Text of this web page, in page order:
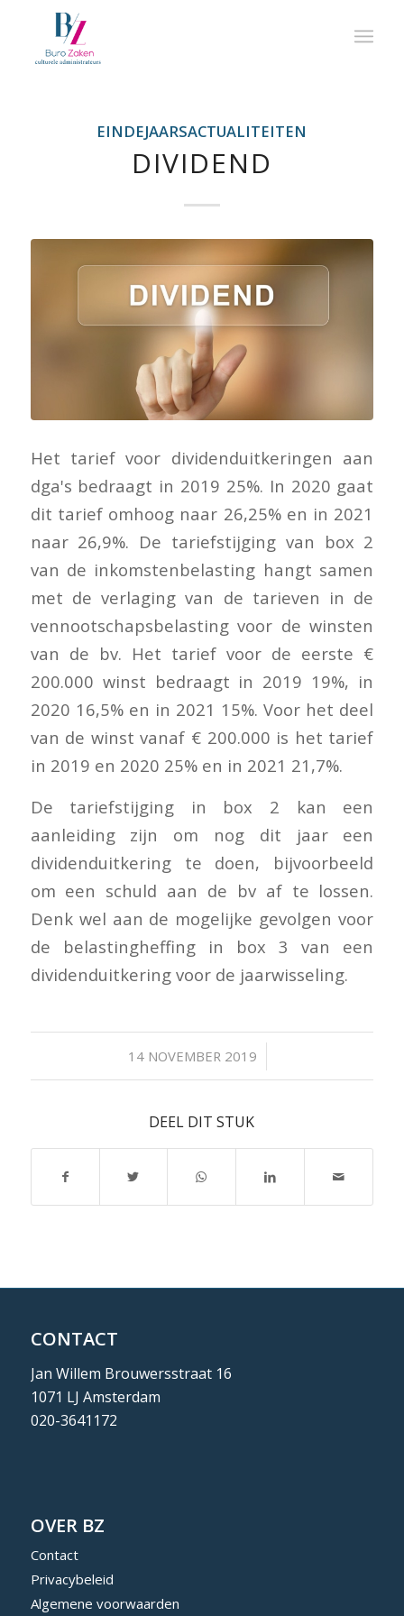
EINDEJAARSACTUALITEITEN
DIVIDEND
Het tarief voor dividenduitkeringen aan
dga's bedraagt in 2019 25%. In 2020 gaat
dit tarief omhoog naar 26,25% en in 2021
naar 26,9%. De tariefstijging van box 2
van de inkomstenbelasting hangt samen
met de verlaging van de tarieven in de
vennootschapsbelasting voor de winsten
van de bv. Het tarief voor de eerste €
200.000 winst bedraagt in 2019 19%, in
2020 16,5% en in 2021 15%. Voor het deel
van de winst vanaf € 200.000 is het tarief
in 2019 en 2020 25% en in 2021 21,7%.
De tariefstijging in box 2 kan een
aanleiding zijn om nog dit jaar een
dividenduitkering te doen, bijvoorbeeld
om een schuld aan de bv af te lossen.
Denk wel aan de mogelijke gevolgen voor
de belastingheffing in box 3 van een
dividenduitkering voor de jaarwisseling.
14 NOVEMBER 2019
/
DEEL DIT STUK
CONTACT
Jan Willem Brouwersstraat 16
1071 LJ Amsterdam
020-3641172
OVER BZ
Contact
Privacybeleid
Algemene voorwaarden